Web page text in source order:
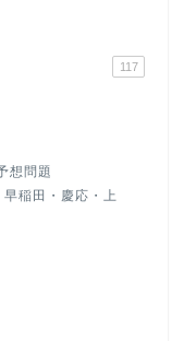
117
想問題
早稲田・慶応・上